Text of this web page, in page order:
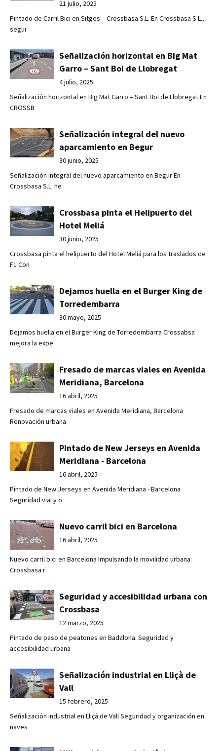
21 julio, 2025
Pintado de Carril Bici en Sitges – Crossbasa S.L. En Crossbasa S.L.,
segui
Señalización horizontal en Big Mat
Garro – Sant Boi de Llobregat
4 julio, 2025
Señalización horizontal en Big Mat Garro – Sant Boi de Llobregat En
CROSSB
Señalización integral del nuevo
aparcamiento en Begur
30 junio, 2025
Señalización integral del nuevo aparcamiento en Begur En
Crossbasa S.L. he
Crossbasa pinta el Helipuerto del
Hotel Meliá
30 junio, 2025
Crossbasa pinta el helipuerto del Hotel Meliá para los traslados de
F1 Con
Dejamos huella en el Burger King de
Torredembarra
30 mayo, 2025
Dejamos huella en el Burger King de Torredembarra Crossabsa
mejora la expe
Fresado de marcas viales en Avenida
Meridiana, Barcelona
16 abril, 2025
Fresado de marcas viales en Avenida Meridiana, Barcelona
Renovación urbana
Pintado de New Jerseys en Avenida
Meridiana - Barcelona
16 abril, 2025
Pintado de New Jerseys en Avenida Meridiana - Barcelona
Seguridad vial y o
Nuevo carril bici en Barcelona
16 abril, 2025
Nuevo carril bici en Barcelona Impulsando la movilidad urbana:
Crossbasa r
Seguridad y accesibilidad urbana con
Crossbasa
12 marzo, 2025
Pintado de paso de peatones en Badalona. Seguridad y
accesibilidad urbana
Señalización industrial en Lliçà de
Vall
15 febrero, 2025
Señalización industrial en Lliçà de Vall Seguridad y organización en
naves